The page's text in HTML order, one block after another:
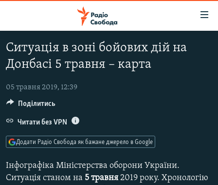
до
основного
Перейти
до
навігації
Перейти
до
пошуку
РАДІО СВОБОДА – 70 РОКІВ
ВСЕ ЗА ДОБУ
СТАТТІ
ПОЛІТИКА
ЕКОНОМІКА
СУСПІЛЬСТВО
СПОРТ
ВІЙНА
РОСІЙСЬКА «ФІЛЬТРАЦІЯ»
ДОНБАС.РЕАЛІЇ
ТИ ЯК?
Ситуація в зоні бойових дій на
Донбасі 5 травня – карта
05 травня 2019, 12:39
Інфографіка Міністерства оборони України.
Ситуація станом на 5 травня 2019 року. Хронологію
Поділитись
Читати без VPN
Додати Радіо Свобода як бажане джерело в Google